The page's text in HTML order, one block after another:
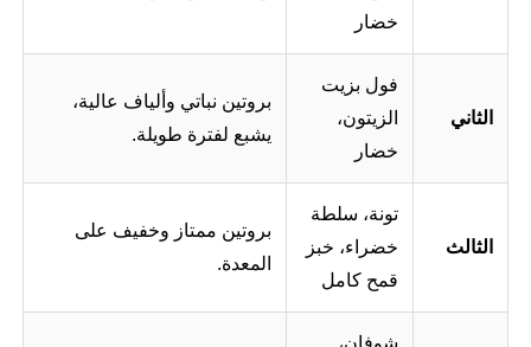
خضار
الثاني
فول بزيت
الزيتون،
خضار
بروتين نباتي وألياف عالية،
يشبع لفترة طويلة.
الثالث
تونة، سلطة
خضراء، خبز
قمح كامل
بروتين ممتاز وخفيف على
المعدة.
شوفان،